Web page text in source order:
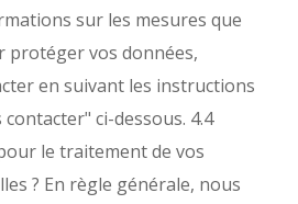
sur les mesures que
protéger vos données,
en suivant les instructions
ci-dessous. 4.4
le traitement de vos
? En règle générale, nous